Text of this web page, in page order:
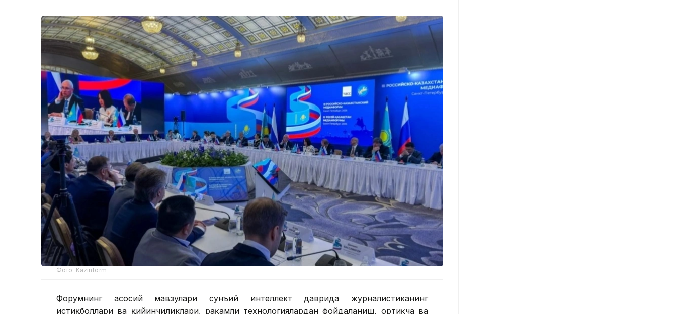
Фото: Kazinform
Форумнинг асосий мавзулари сунъий интеллект даврида журналистиканинг
истиқболлари ва қийинчиликлари, рақамли технологиялардан фойдаланиш, ортиқча ва